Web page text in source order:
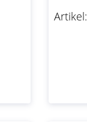
Artikel: